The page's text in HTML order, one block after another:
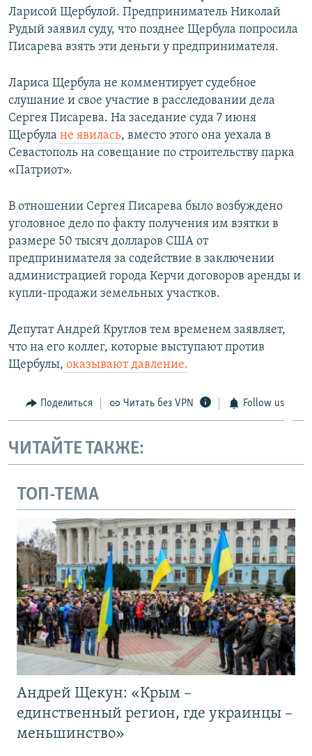
Ларисой Щербулой. Предприниматель Николай
Рудый заявил суду, что позднее Щербула попросила
Писарева взять эти деньги у предпринимателя.
Лариса Щербула не комментирует судебное
слушание и свое участие в расследовании дела
Сергея Писарева. На заседание суда 7 июня
Щербула не явилась, вместо этого она уехала в
Севастополь на совещание по строительству парка
«Патриот».
В отношении Сергея Писарева было возбуждено
уголовное дело по факту получения им взятки в
размере 50 тысяч долларов США от
предпринимателя за содействие в заключении
администрацией города Керчи договоров аренды и
купли-продажи земельных участков.​
Депутат Андрей Круглов тем временем заявляет,
что на его коллег, которые выступают против
Щербулы, оказывают давление.
Поделиться Читать без VPN Follow us
ЧИТАЙТЕ ТАКЖЕ:
ТОП-ТЕМА
Андрей Щекун: «Крым –
единственный регион, где украинцы –
меньшинство»